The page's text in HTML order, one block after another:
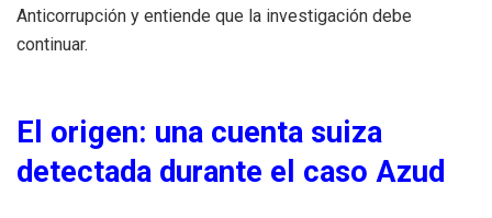
Anticorrupción y entiende que la investigación debe
continuar.
El origen: una cuenta suiza
detectada durante el caso Azud